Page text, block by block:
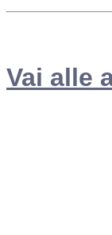
Vai alle